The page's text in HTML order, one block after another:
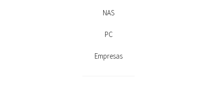
NAS
PC
Empresas